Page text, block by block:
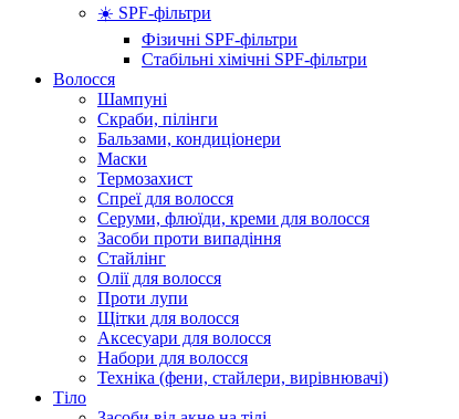
☀️ SPF-фільтри
Фізичні SPF-фільтри
Стабільні хімічні SPF-фільтри
Волосся
Шампуні
Скраби, пілінги
Бальзами, кондиціонери
Маски
Термозахист
Спреї для волосся
Серуми, флюїди, креми для волосся
Засоби проти випадіння
Стайлінг
Олії для волосся
Проти лупи
Щітки для волосся
Аксесуари для волосся
Набори для волосся
Техніка (фени, стайлери, вирівнювачі)
Тіло